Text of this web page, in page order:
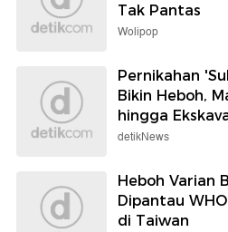
Tak Pantas
Wolipop
Pernikahan
Bikin Heboh,
hingga
detikNews
Heboh Varian
Dipantau
di Taiwan